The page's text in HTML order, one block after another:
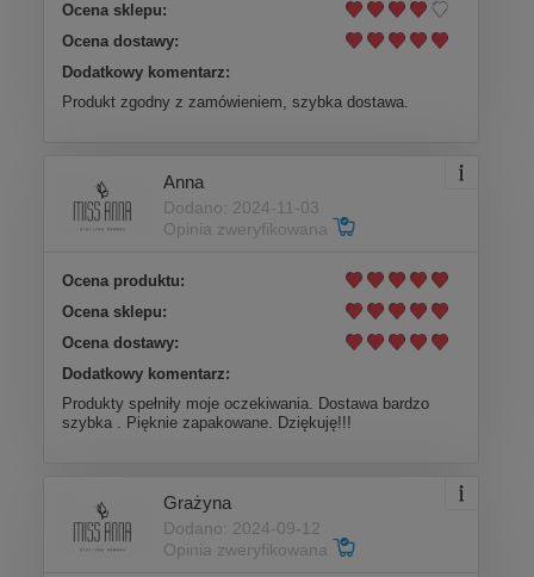
Ocena sklepu:
Ocena dostawy:
Dodatkowy komentarz:
Produkt zgodny z zamówieniem, szybka dostawa.
Anna
Dodano: 2024-11-03
Opinia zweryfikowana
Ocena produktu:
Ocena sklepu:
Ocena dostawy:
Dodatkowy komentarz:
Produkty spełniły moje oczekiwania. Dostawa bardzo
szybka . Pięknie zapakowane. Dziękuję!!!
Grażyna
Dodano: 2024-09-12
Opinia zweryfikowana